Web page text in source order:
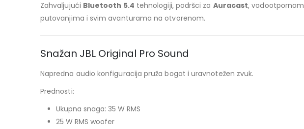
Zahvaljujući Bluetooth 5.4 tehnologiji, podršci za Auracast, vodootpornom
putovanjima i svim avanturama na otvorenom.
Snažan JBL Original Pro Sound
Napredna audio konfiguracija pruža bogat i uravnotežen zvuk.
Prednosti:
Ukupna snaga: 35 W RMS
25 W RMS woofer